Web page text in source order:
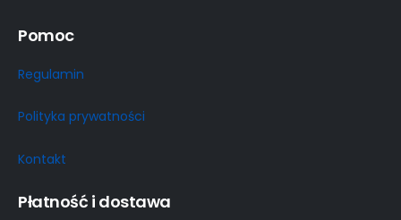
Pomoc
Regulamin
Polityka prywatności
Kontakt
Płatność i dostawa